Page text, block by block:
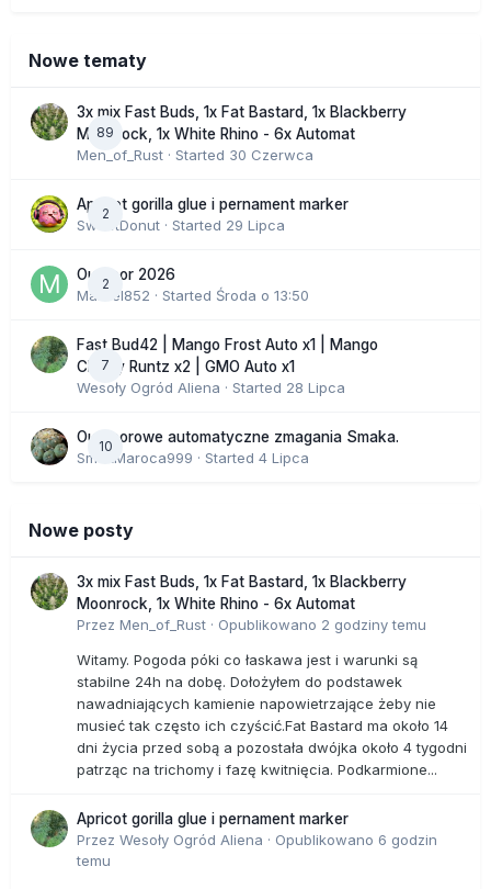
Nowe tematy
89
3x mix Fast Buds, 1x Fat Bastard, 1x Blackberry
Moonrock, 1x White Rhino - 6x Automat
Men_of_Rust · Started 30 Czerwca
2
Apricot gorilla glue i pernament marker
SweetDonut · Started 29 Lipca
2
Outdoor 2026
Marcel852 · Started Środa o 13:50
7
Fast Bud42 | Mango Frost Auto x1 | Mango
Cherry Runtz x2 | GMO Auto x1
Wesoły Ogród Aliena · Started 28 Lipca
10
Outdoorowe automatyczne zmagania Smaka.
SmakMaroca999 · Started 4 Lipca
Nowe posty
3x mix Fast Buds, 1x Fat Bastard, 1x Blackberry
Moonrock, 1x White Rhino - 6x Automat
Przez Men_of_Rust · Opublikowano 2 godziny temu
Witamy. Pogoda póki co łaskawa jest i warunki są
stabilne 24h na dobę. Dołożyłem do podstawek
nawadniających kamienie napowietrzające żeby nie
musieć tak często ich czyścić.Fat Bastard ma około 14
dni życia przed sobą a pozostała dwójka około 4 tygodni
patrząc na trichomy i fazę kwitnięcia. Podkarmione...
Apricot gorilla glue i pernament marker
Przez Wesoły Ogród Aliena · Opublikowano 6 godzin
temu